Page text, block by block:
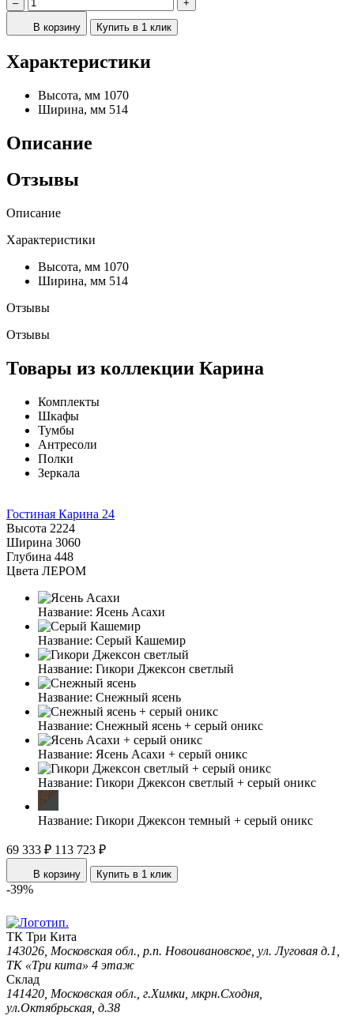
– +
В корзину Купить в 1 клик
Характеристики
Высота, мм 1070
Ширина, мм 514
Описание
Отзывы
Описание
Характеристики
Высота, мм 1070
Ширина, мм 514
Отзывы
Отзывы
Товары из коллекции Карина
Комплекты
Шкафы
Тумбы
Антресоли
Полки
Зеркала
Гостиная Карина 24
Высота 2224
Ширина 3060
Глубина 448
Цвета ЛЕРОМ
Название: Ясень Асахи
Название: Серый Кашемир
Название: Гикори Джексон светлый
Название: Снежный ясень
Название: Снежный ясень + серый оникс
Название: Ясень Асахи + серый оникс
Название: Гикори Джексон светлый + серый оникс
Название: Гикори Джексон темный + серый оникс
69 333 ₽ 113 723 ₽
В корзину Купить в 1 клик
-39%
ТК Три Кита
143026, Московская обл., р.п. Новоивановское, ул. Луговая д.1,
ТК «Три кита» 4 этаж
Склад
141420, Московская обл., г.Химки, мкрн.Сходня,
ул.Октябрьская, д.38